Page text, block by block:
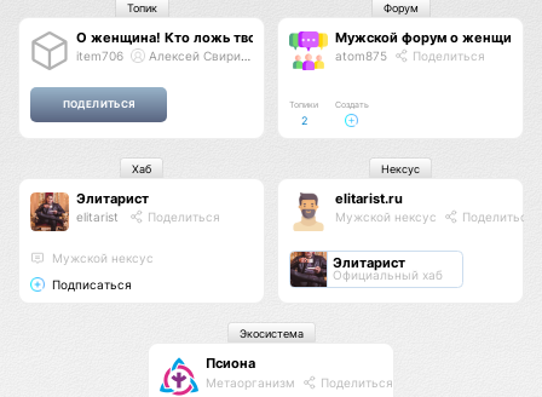
О женщина! Кто ложь твою измерит...
item706 Алексей Свиридов
Топик
Мужской форум о женщинах
atom875 Поделиться
Топики
2
Создать
Форум
Элитарист
elitarist Поделиться
Мужской нексус
Подписаться
Хаб
elitarist.ru
Мужской нексус Поделиться
Элитарист
Официальный хаб
Нексус
Псиона
Метаорганизм Поделиться
Экосистема